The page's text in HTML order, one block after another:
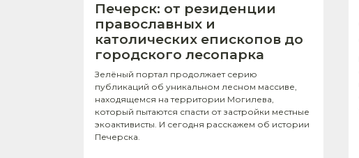
Печерск: от резиденции
православных и
католических епископов до
городского лесопарка
Зелёный портал продолжает серию
публикаций об уникальном лесном массиве,
находящемся на территории Могилева,
который пытаются спасти от застройки местные
экоактивисты. И сегодня расскажем об истории
Печерска.